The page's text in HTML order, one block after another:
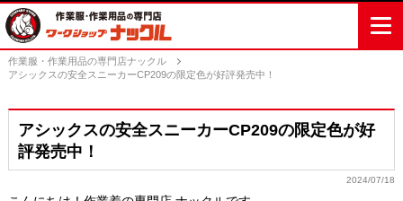
作業服・作業用品の専門店ナックル
アシックスの安全スニーカーCP209の限定色が好評発売中！
アシックスの安全スニーカーCP209の限定色が好
評発売中！
2024/07/18